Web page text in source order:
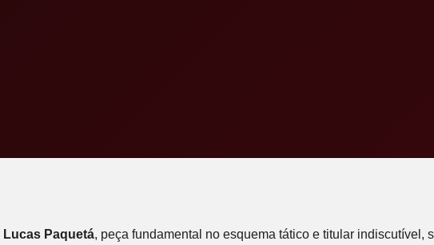
Lucas Paquetá, peça fundamental no esquema tático e titular